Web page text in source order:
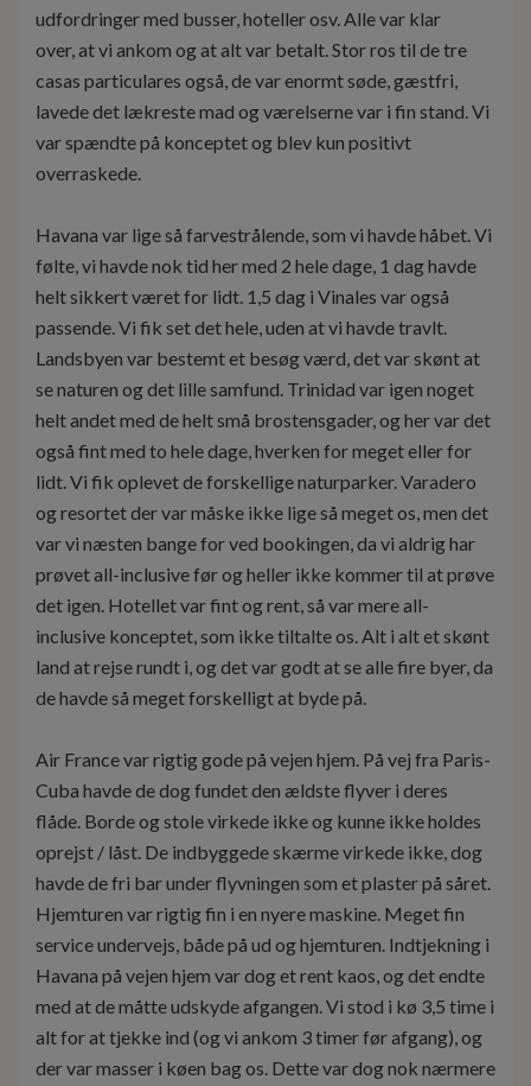
udfordringer med busser, hoteller osv. Alle var klar
over, at vi ankom og at alt var betalt. Stor ros til de tre
casas particulares også, de var enormt søde, gæstfri,
lavede det lækreste mad og værelserne var i fin stand. Vi
var spændte på konceptet og blev kun positivt
overraskede.
Havana var lige så farvestrålende, som vi havde håbet. Vi
følte, vi havde nok tid her med 2 hele dage, 1 dag havde
helt sikkert været for lidt. 1,5 dag i Vinales var også
passende. Vi fik set det hele, uden at vi havde travlt.
Landsbyen var bestemt et besøg værd, det var skønt at
se naturen og det lille samfund. Trinidad var igen noget
helt andet med de helt små brostensgader, og her var det
også fint med to hele dage, hverken for meget eller for
lidt. Vi fik oplevet de forskellige naturparker. Varadero
og resortet der var måske ikke lige så meget os, men det
var vi næsten bange for ved bookingen, da vi aldrig har
prøvet all-inclusive før og heller ikke kommer til at prøve
det igen. Hotellet var fint og rent, så var mere all-
inclusive konceptet, som ikke tiltalte os. Alt i alt et skønt
land at rejse rundt i, og det var godt at se alle fire byer, da
de havde så meget forskelligt at byde på.
Air France var rigtig gode på vejen hjem. På vej fra Paris-
Cuba havde de dog fundet den ældste flyver i deres
flåde. Borde og stole virkede ikke og kunne ikke holdes
oprejst / låst. De indbyggede skærme virkede ikke, dog
havde de fri bar under flyvningen som et plaster på såret.
Hjemturen var rigtig fin i en nyere maskine. Meget fin
service undervejs, både på ud og hjemturen. Indtjekning i
Havana på vejen hjem var dog et rent kaos, og det endte
med at de måtte udskyde afgangen. Vi stod i kø 3,5 time i
alt for at tjekke ind (og vi ankom 3 timer før afgang), og
der var masser i køen bag os. Dette var dog nok nærmere